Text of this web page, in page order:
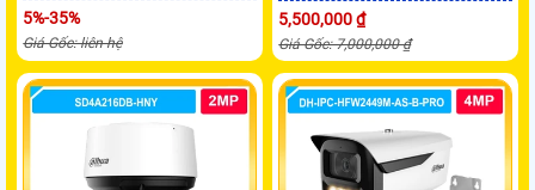
5%-35%
Giá Gốc: liên hệ
5,500,000 ₫
Giá Gốc: 7,000,000 ₫